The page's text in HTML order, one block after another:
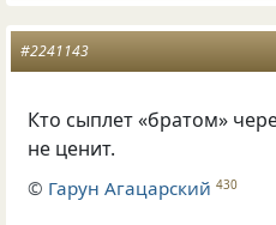
#2241143
Кто сыплет «братом»
не ценит.
© Гарун Агацарский 430